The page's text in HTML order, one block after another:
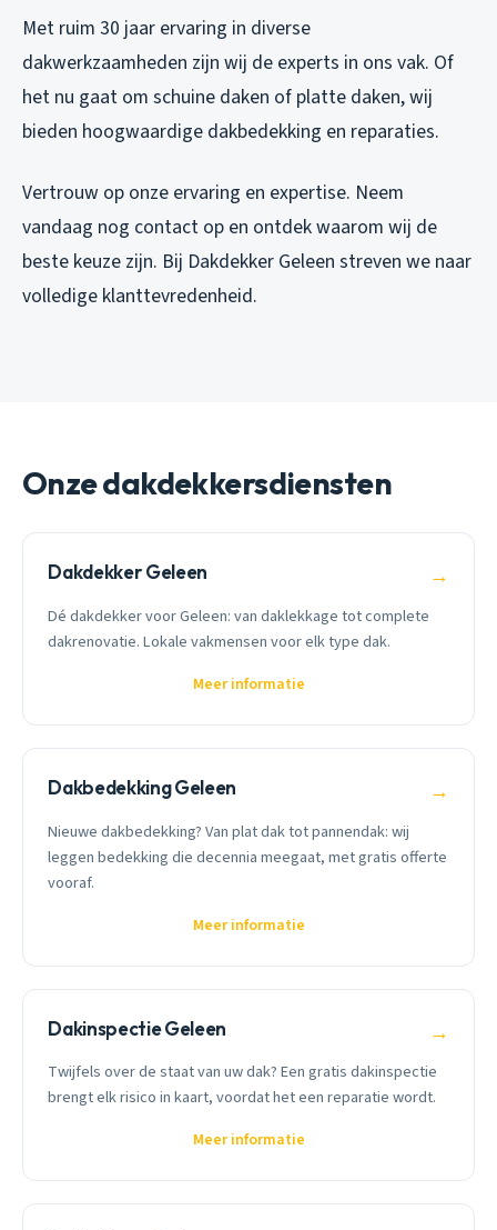
Met ruim 30 jaar ervaring in diverse
dakwerkzaamheden zijn wij de experts in ons vak. Of
het nu gaat om schuine daken of platte daken, wij
bieden hoogwaardige dakbedekking en reparaties.
Vertrouw op onze ervaring en expertise. Neem
vandaag nog contact op en ontdek waarom wij de
beste keuze zijn. Bij Dakdekker Geleen streven we naar
volledige klanttevredenheid.
Onze dakdekkersdiensten
Dakdekker Geleen →
Dé dakdekker voor Geleen: van daklekkage tot complete
dakrenovatie. Lokale vakmensen voor elk type dak.
Meer informatie
Dakbedekking Geleen →
Nieuwe dakbedekking? Van plat dak tot pannendak: wij
leggen bedekking die decennia meegaat, met gratis offerte
vooraf.
Meer informatie
Dakinspectie Geleen →
Twijfels over de staat van uw dak? Een gratis dakinspectie
brengt elk risico in kaart, voordat het een reparatie wordt.
Meer informatie